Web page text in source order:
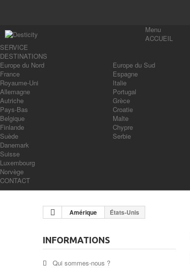
Menu
ACCUEIL
SERVICE
DESTINATIONS
Europe du Nord
France
Royaume-Uni
Allemagne
Autriche
Pays-Bas
Belgique
Finlande
Suède
Danemark
Suisse
Luxembourg
Norvège
Europe du Sud
Espagne
Italie
Portugal
Grèce
Croatie
Malte
Chypre
Serbie
CONTACT
Amérique États-Unis
INFORMATIONS
Qui sommes-nous ?